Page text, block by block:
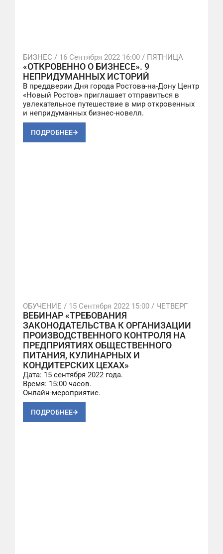
БИЗНЕС / 16 Сентября 2022 16:00 / ПЯТНИЦА
«ОТКРОВЕННО О БИЗНЕСЕ». 9
НЕПРИДУМАННЫХ ИСТОРИЙ
В преддверии Дня города Ростова-на-Дону Центр
«Новый Ростов» приглашает отправиться в
увлекательное путешествие в мир откровенных
и непридуманных бизнес-новелл.
ПОДРОБНЕЕ
ОБУЧЕНИЕ / 15 Сентября 2022 15:00 / ЧЕТВЕРГ
ВЕБИНАР «ТРЕБОВАНИЯ
ЗАКОНОДАТЕЛЬСТВА К ОРГАНИЗАЦИИ
ПРОИЗВОДСТВЕННОГО КОНТРОЛЯ НА
ПРЕДПРИЯТИЯХ ОБЩЕСТВЕННОГО
ПИТАНИЯ, КУЛИНАРНЫХ И
КОНДИТЕРСКИХ ЦЕХАХ»
Дата: 15 сентября 2022 года.
Время: 15:00 часов.
Онлайн-мероприятие.
ПОДРОБНЕЕ